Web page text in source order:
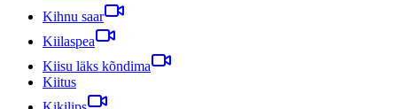
Kihnu saar
Kiilaspea
Kiisu läks kõndima
Kiitus